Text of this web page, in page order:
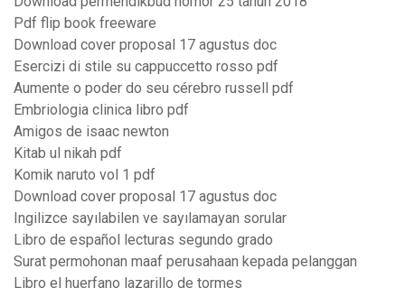
Pdf flip book freeware
Download cover proposal 17 agustus doc
Esercizi di stile su cappuccetto rosso pdf
Aumente o poder do seu cérebro russell pdf
Embriologia clinica libro pdf
Amigos de isaac newton
Kitab ul nikah pdf
Komik naruto vol 1 pdf
Download cover proposal 17 agustus doc
Ingilizce sayılabilen ve sayılamayan sorular
Libro de español lecturas segundo grado
Surat permohonan maaf perusahaan kepada pelanggan
Libro el huerfano lazarillo de tormes